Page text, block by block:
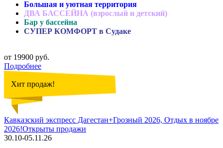
Большая и уютная территория
ДВА БАССЕЙНА (взрослый и детский)
Бар у бассейна
СУПЕР КОМФОРТ в Судаке
от 19900 руб.
Подробнее
Хит продаж!
Кавказский экспресс Дагестан+Грозный 2026, Отдых в ноябре
2026!Открыты продажи
30.10-05.11.26